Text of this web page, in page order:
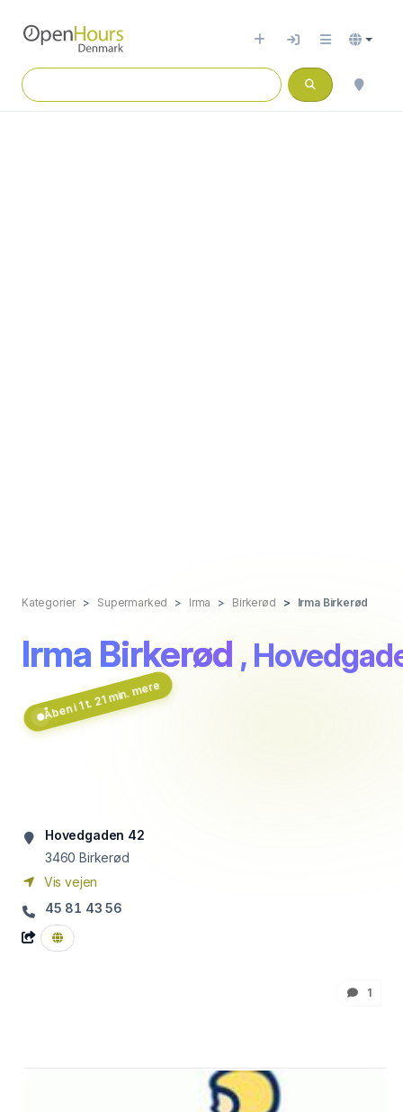
Kategorier Supermarked Irma Birkerød Irma Birkerød
Irma Birkerød ,
Åben i 1 t. 21 min. mere
Hovedgaden 42
3460 Birkerød
Vis vejen
45 81 43 56
1